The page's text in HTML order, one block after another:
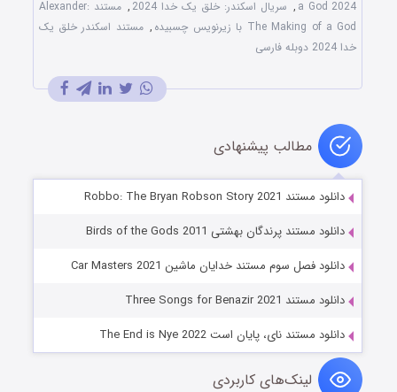
a God 2024
, سریال اسکندر: خلق یک خدا 2024 ,
مستند Alexander:
The Making of a God با زیرنویس چسبیده
, مستند اسکندر خلق یک
خدا 2024 دوبله فارسی
مطالب پیشنهادی
دانلود مستند Robbo: The Bryan Robson Story 2021
دانلود مستند پرندگان بهشتی Birds of the Gods 2011
دانلود فصل سوم مستند خدایان ماشین Car Masters 2021
دانلود مستند Three Songs for Benazir 2021
دانلود مستند نای، پایان است The End is Nye 2022
لینک‌های کاربردی